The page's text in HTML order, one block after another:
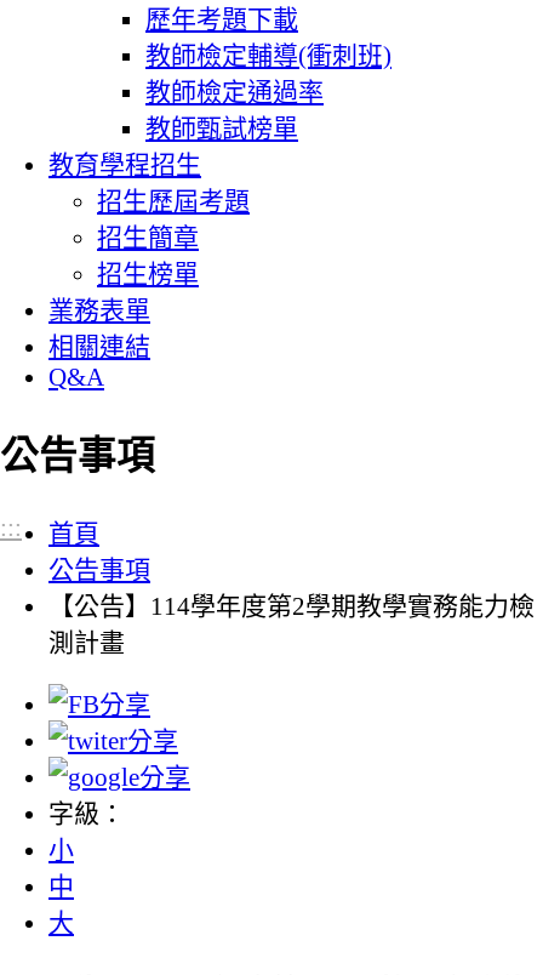
歷年考題下載
教師檢定輔導(衝刺班)
教師檢定通過率
教師甄試榜單
教育學程招生
招生歷屆考題
招生簡章
招生榜單
業務表單
相關連結
Q&A
公告事項
:::
首頁
公告事項
【公告】114學年度第2學期教學實務能力檢
測計畫
字級：
小
中
大